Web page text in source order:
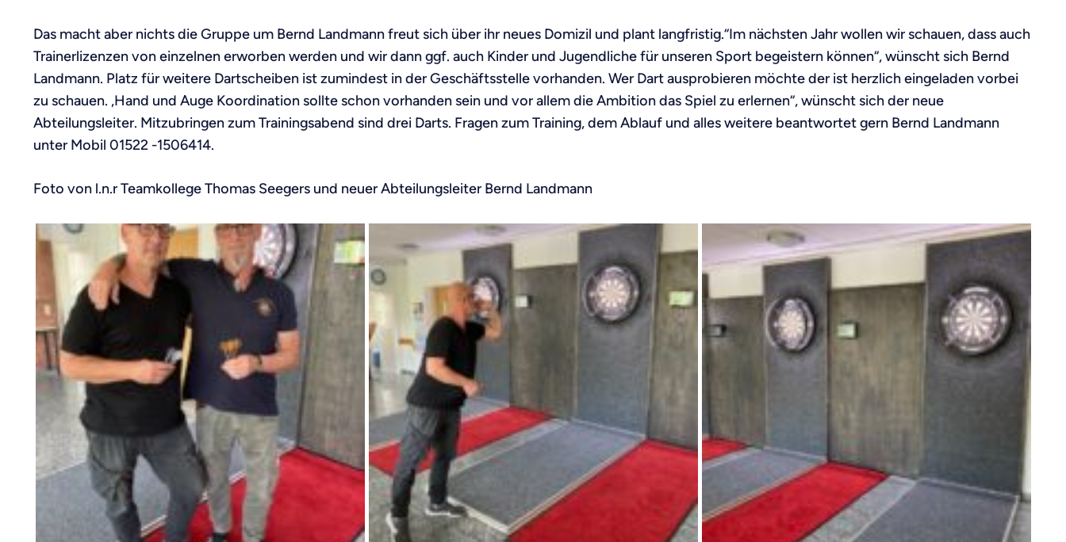
Das macht aber nichts die Gruppe um Bernd Landmann freut sich über ihr neues Domizil und plant langfristig.“Im nächsten Jahr wollen wir schauen, dass auch
Trainerlizenzen von einzelnen erworben werden und wir dann ggf. auch Kinder und Jugendliche für unseren Sport begeistern können“, wünscht sich Bernd
Landmann. Platz für weitere Dartscheiben ist zumindest in der Geschäftsstelle vorhanden. Wer Dart ausprobieren möchte der ist herzlich eingeladen vorbei
zu schauen. „Hand und Auge Koordination sollte schon vorhanden sein und vor allem die Ambition das Spiel zu erlernen“, wünscht sich der neue
Abteilungsleiter. Mitzubringen zum Trainingsabend sind drei Darts. Fragen zum Training, dem Ablauf und alles weitere beantwortet gern Bernd Landmann
unter Mobil 01522 -1506414.
Foto von l.n.r Teamkollege Thomas Seegers und neuer Abteilungsleiter Bernd Landmann